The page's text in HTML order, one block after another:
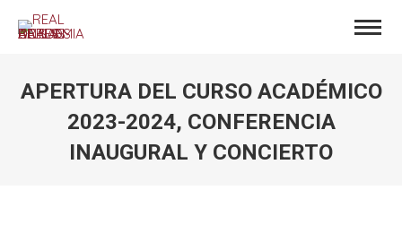
APERTURA DEL CURSO ACADÉMICO
2023-2024, CONFERENCIA
INAUGURAL Y CONCIERTO